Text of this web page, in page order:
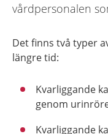
vårdpersonalen
Det finns två typer
längre tid:
Kvarliggande
genom
Kvarliggande